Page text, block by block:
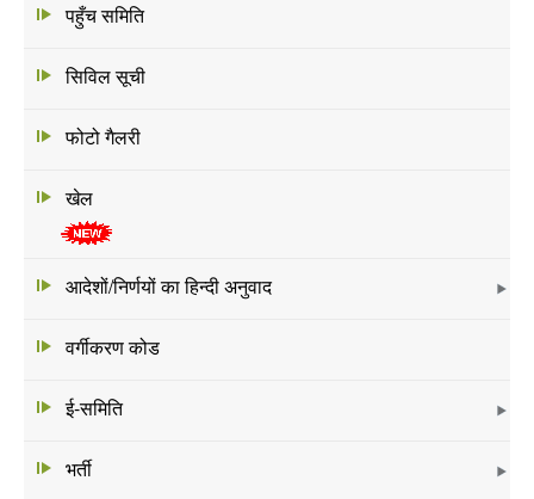
पहुँच समिति
सिविल सूची
फोटो गैलरी
खेल
आदेशों/निर्णयों का हिन्दी अनुवाद
वर्गीकरण कोड
ई-समिति
भर्ती